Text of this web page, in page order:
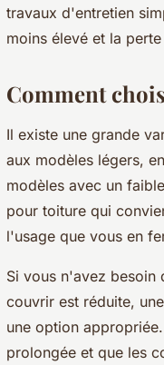
travaux d'entretien
moins élevé et la
Comment
Il existe une grande
aux modèles légers,
modèles avec un
pour toiture qui
l'usage que vous en
Si vous n'avez besoin
couvrir est réduite,
une option
prolongée et que les